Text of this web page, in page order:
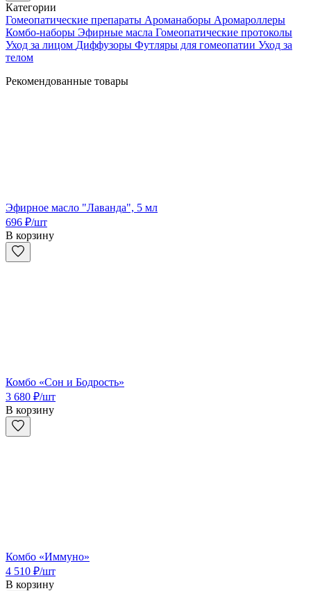
Категории
Гомеопатические препараты Ароманаборы Аромароллеры
Комбо-наборы Эфирные масла Гомеопатические протоколы
Уход за лицом Диффузоры Футляры для гомеопатии Уход за
телом
Рекомендованные товары
Эфирное масло "Лаванда", 5 мл
696 ₽/шт
В корзину
Комбо «Сон и Бодрость»
3 680 ₽/шт
В корзину
Комбо «Иммуно»
4 510 ₽/шт
В корзину